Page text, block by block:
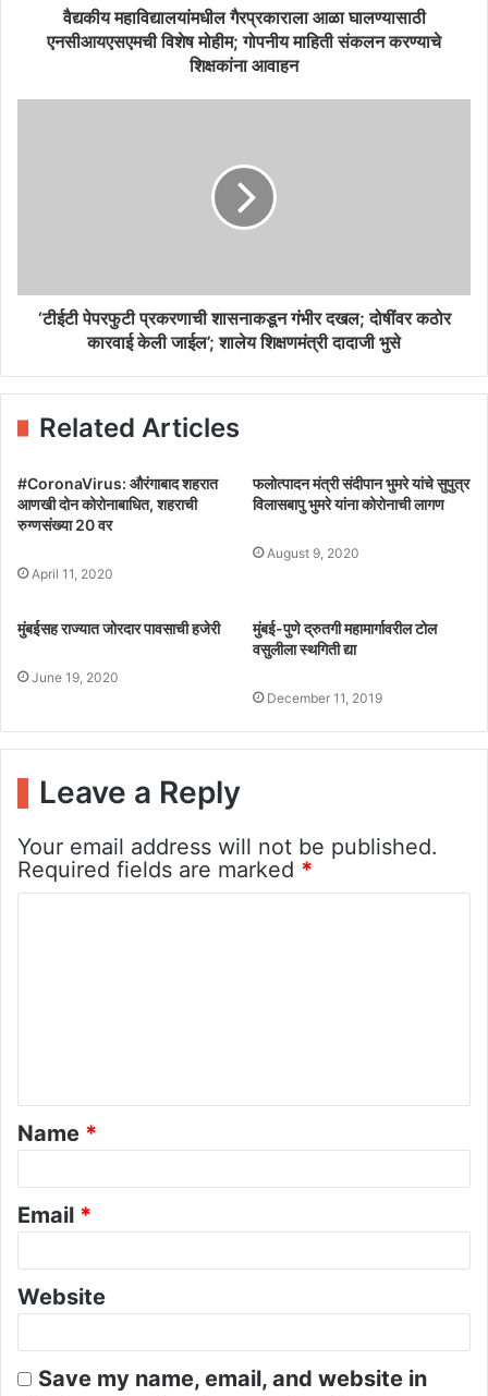
वैद्यकीय महाविद्यालयांमधील गैरप्रकाराला आळा घालण्यासाठी
एनसीआयएसएमची विशेष मोहीम; गोपनीय माहिती संकलन करण्याचे
शिक्षकांना आवाहन
‘टीईटी पेपरफुटी प्रकरणाची शासनाकडून गंभीर दखल; दोषींवर कठोर
कारवाई केली जाईल’; शालेय शिक्षणमंत्री दादाजी भुसे
Related Articles
#CoronaVirus: औरंगाबाद शहरात
आणखी दोन कोरोनाबाधित, शहराची
रुग्णसंख्या 20 वर
April 11, 2020
फलोत्पादन मंत्री संदीपान भुमरे यांचे सुपुत्र
विलासबापु भुमरे यांना कोरोनाची लागण
August 9, 2020
मुंबईसह राज्यात जोरदार पावसाची हजेरी
June 19, 2020
मुंबई-पुणे द्रुतगी महामार्गावरील टोल
वसुलीला स्थगिती द्या
December 11, 2019
Leave a Reply
Your email address will not be published.
Required fields are marked *
t
*
Name *
Email *
Website
Save my name, email, and website in